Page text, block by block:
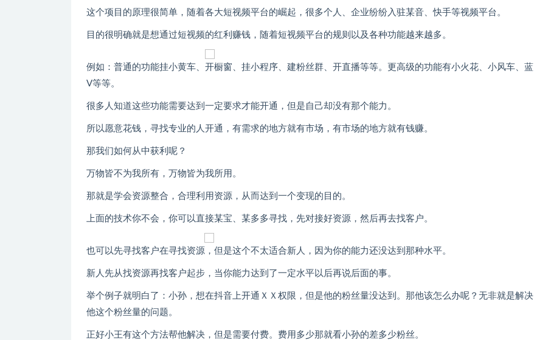
这个项目的原理很简单，随着各大短视频平台的崛起，很多个人、企业纷纷入驻某音、快手等视频平台。
目的很明确就是想通过短视频的红利赚钱，随着短视频平台的规则以及各种功能越来越多。
例如：普通的功能挂小黄车、开橱窗、挂小程序、建粉丝群、开直播等等。更高级的功能有小火花、小风车、蓝
V等等。
很多人知道这些功能需要达到一定要求才能开通，但是自己却没有那个能力。
所以愿意花钱，寻找专业的人开通，有需求的地方就有市场，有市场的地方就有钱赚。
那我们如何从中获利呢？
万物皆不为我所有，万物皆为我所用。
那就是学会资源整合，合理利用资源，从而达到一个变现的目的。
上面的技术你不会，你可以直接某宝、某多多寻找，先对接好资源，然后再去找客户。
也可以先寻找客户在寻找资源，但是这个不太适合新人，因为你的能力还没达到那种水平。
新人先从找资源再找客户起步，当你能力达到了一定水平以后再说后面的事。
举个例子就明白了：小孙，想在抖音上开通ＸＸ权限，但是他的粉丝量没达到。那他该怎么办呢？无非就是解决
他这个粉丝量的问题。
正好小王有这个方法帮他解决，但是需要付费。费用多少那就看小孙的差多少粉丝。